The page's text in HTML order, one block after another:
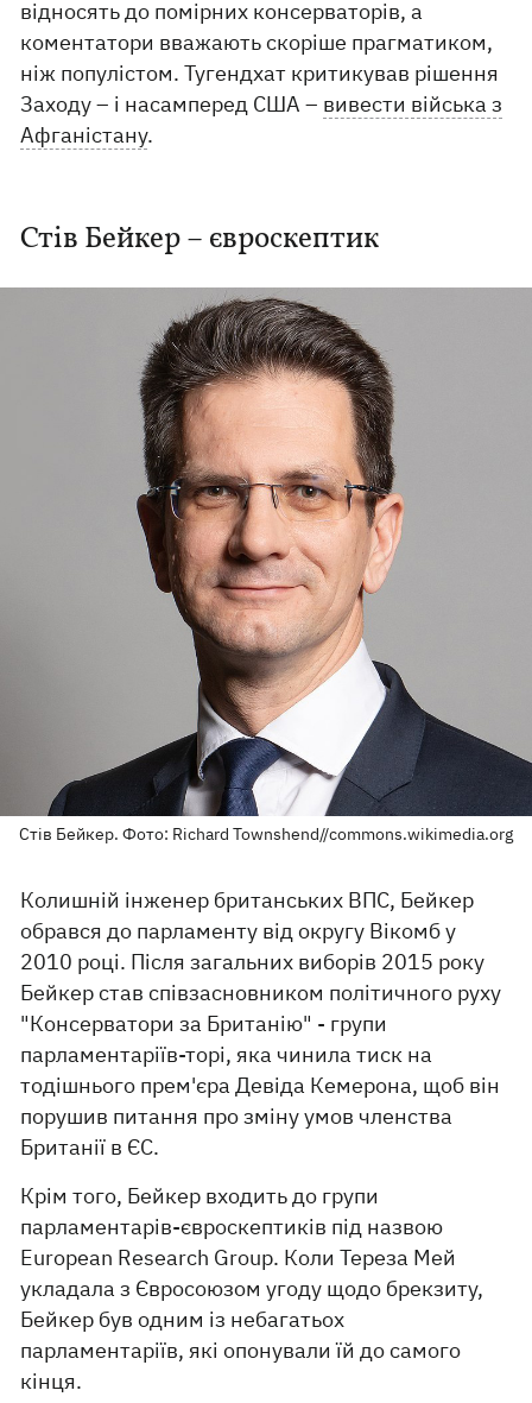
відносять до помірних консерваторів, а
коментатори вважають скоріше прагматиком,
ніж популістом. Тугендхат критикував рішення
Заходу – і насамперед США – вивести війська з
Афганістану.
Стів Бейкер – євроскептик
Стів Бейкер. Фото: Richard Townshend//commons.wikimedia.org
Колишній інженер британських ВПС, Бейкер
обрався до парламенту від округу Вікомб у
2010 році. Після загальних виборів 2015 року
Бейкер став співзасновником політичного руху
"Консерватори за Британію" - групи
парламентаріїв-торі, яка чинила тиск на
тодішнього прем'єра Девіда Кемерона, щоб він
порушив питання про зміну умов членства
Британії в ЄС.
Крім того, Бейкер входить до групи
парламентарів-євроскептиків під назвою
European Research Group. Коли Тереза ​​Мей
укладала з Євросоюзом угоду щодо брекзиту,
Бейкер був одним із небагатьох
парламентаріїв, які опонували їй до самого
кінця.